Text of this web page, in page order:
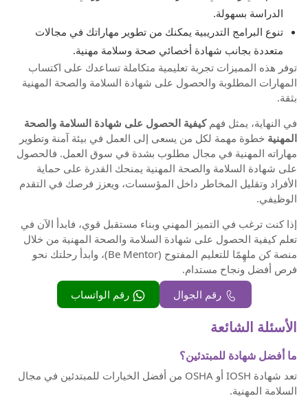
الدراسة بسهولة.
تنوع البرامج التدريبية يمكنك من تطوير مهاراتك في مجالات
متعددة بجانب شهادة أخصائي صحة وسلامة مهنية.
توفر هذه المميزات تجربة تعليمية متكاملة تساعدك على اكتساب
المهارات المطلوبة والحصول على شهادة السلامة والصحة المهنية
بثقة.
في النهاية، يمثل فهمكيفية الحصول على شهادة السلامة والصحة
المهنية خطوة مهمة لكل من يسعى إلى العمل في بيئة آمنة وتطوير
مهاراته المهنية في مجال مطلوب بشدة في سوق العمل. فالحصول
على شهادة السلامة والصحة المهنية يمنحك القدرة على حماية
الأفراد وتقليل المخاطر داخل المؤسسات، ويعزز فرصك في التقدم
الوظيفي.
إذا كنت ترغب في التميز المهني وبناء مستقبل قوي، فابدأ الآن في
تعلم كيفية الحصول على شهادة السلامة والصحة المهنية من خلال
منصة كن ملهِمًا للتعليم المفتوح (Be Mentor)، وابدأ رحلتك نحو
فرص أفضل ونجاح مستدام.
رقم الجوال
رقم الواتساب
الأسئلة الشائعة
ما أفضل شهادة للمبتدئين؟
تعد شهادة IOSH أو OSHA من أفضل الخيارات للمبتدئين في مجال
السلامة المهنية.